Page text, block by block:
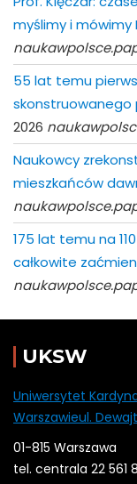
myślimy i
55 lat temu
skonstruowanego
2026
Naukowcy
mieszkańców
175 lat temu na
całkowite
UKSW
Uniwersytet
Warszawieul.
01-815 Warszawa
tel. centrala 22 561